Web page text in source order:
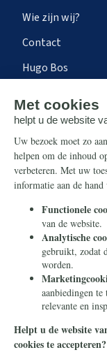
Wie zijn wij?
Contact
Hugo Bos
Steun ons
Nieuwsbrief
Eenmalig
Maandelijks
Periodiek
Nalaten
Zelf overschrijven